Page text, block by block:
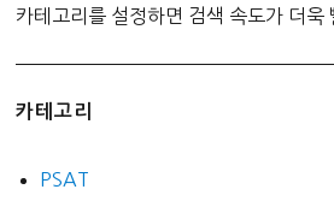
카테고리를 설정하면 검색 속도가 더욱
카테고리
PSAT